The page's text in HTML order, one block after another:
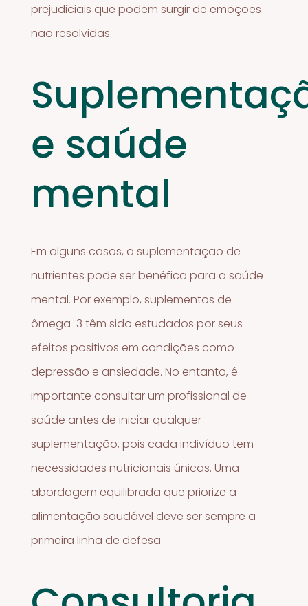
prejudiciais que podem surgir de emoções
não resolvidas.
e saúde
mental
Em alguns casos, a suplementação de
nutrientes pode ser benéfica para a saúde
mental. Por exemplo, suplementos de
ômega-3 têm sido estudados por seus
efeitos positivos em condições como
depressão e ansiedade. No entanto, é
importante consultar um profissional de
saúde antes de iniciar qualquer
suplementação, pois cada indivíduo tem
necessidades nutricionais únicas. Uma
abordagem equilibrada que priorize a
alimentação saudável deve ser sempre a
primeira linha de defesa.